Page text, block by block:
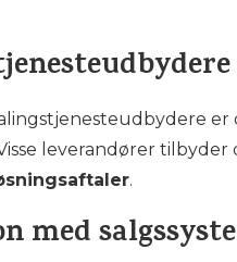
leverandører tilbyder
.
med